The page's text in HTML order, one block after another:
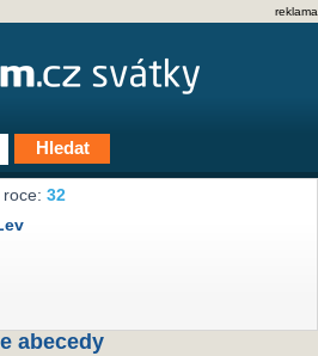
reklama
roce:32
abecedy